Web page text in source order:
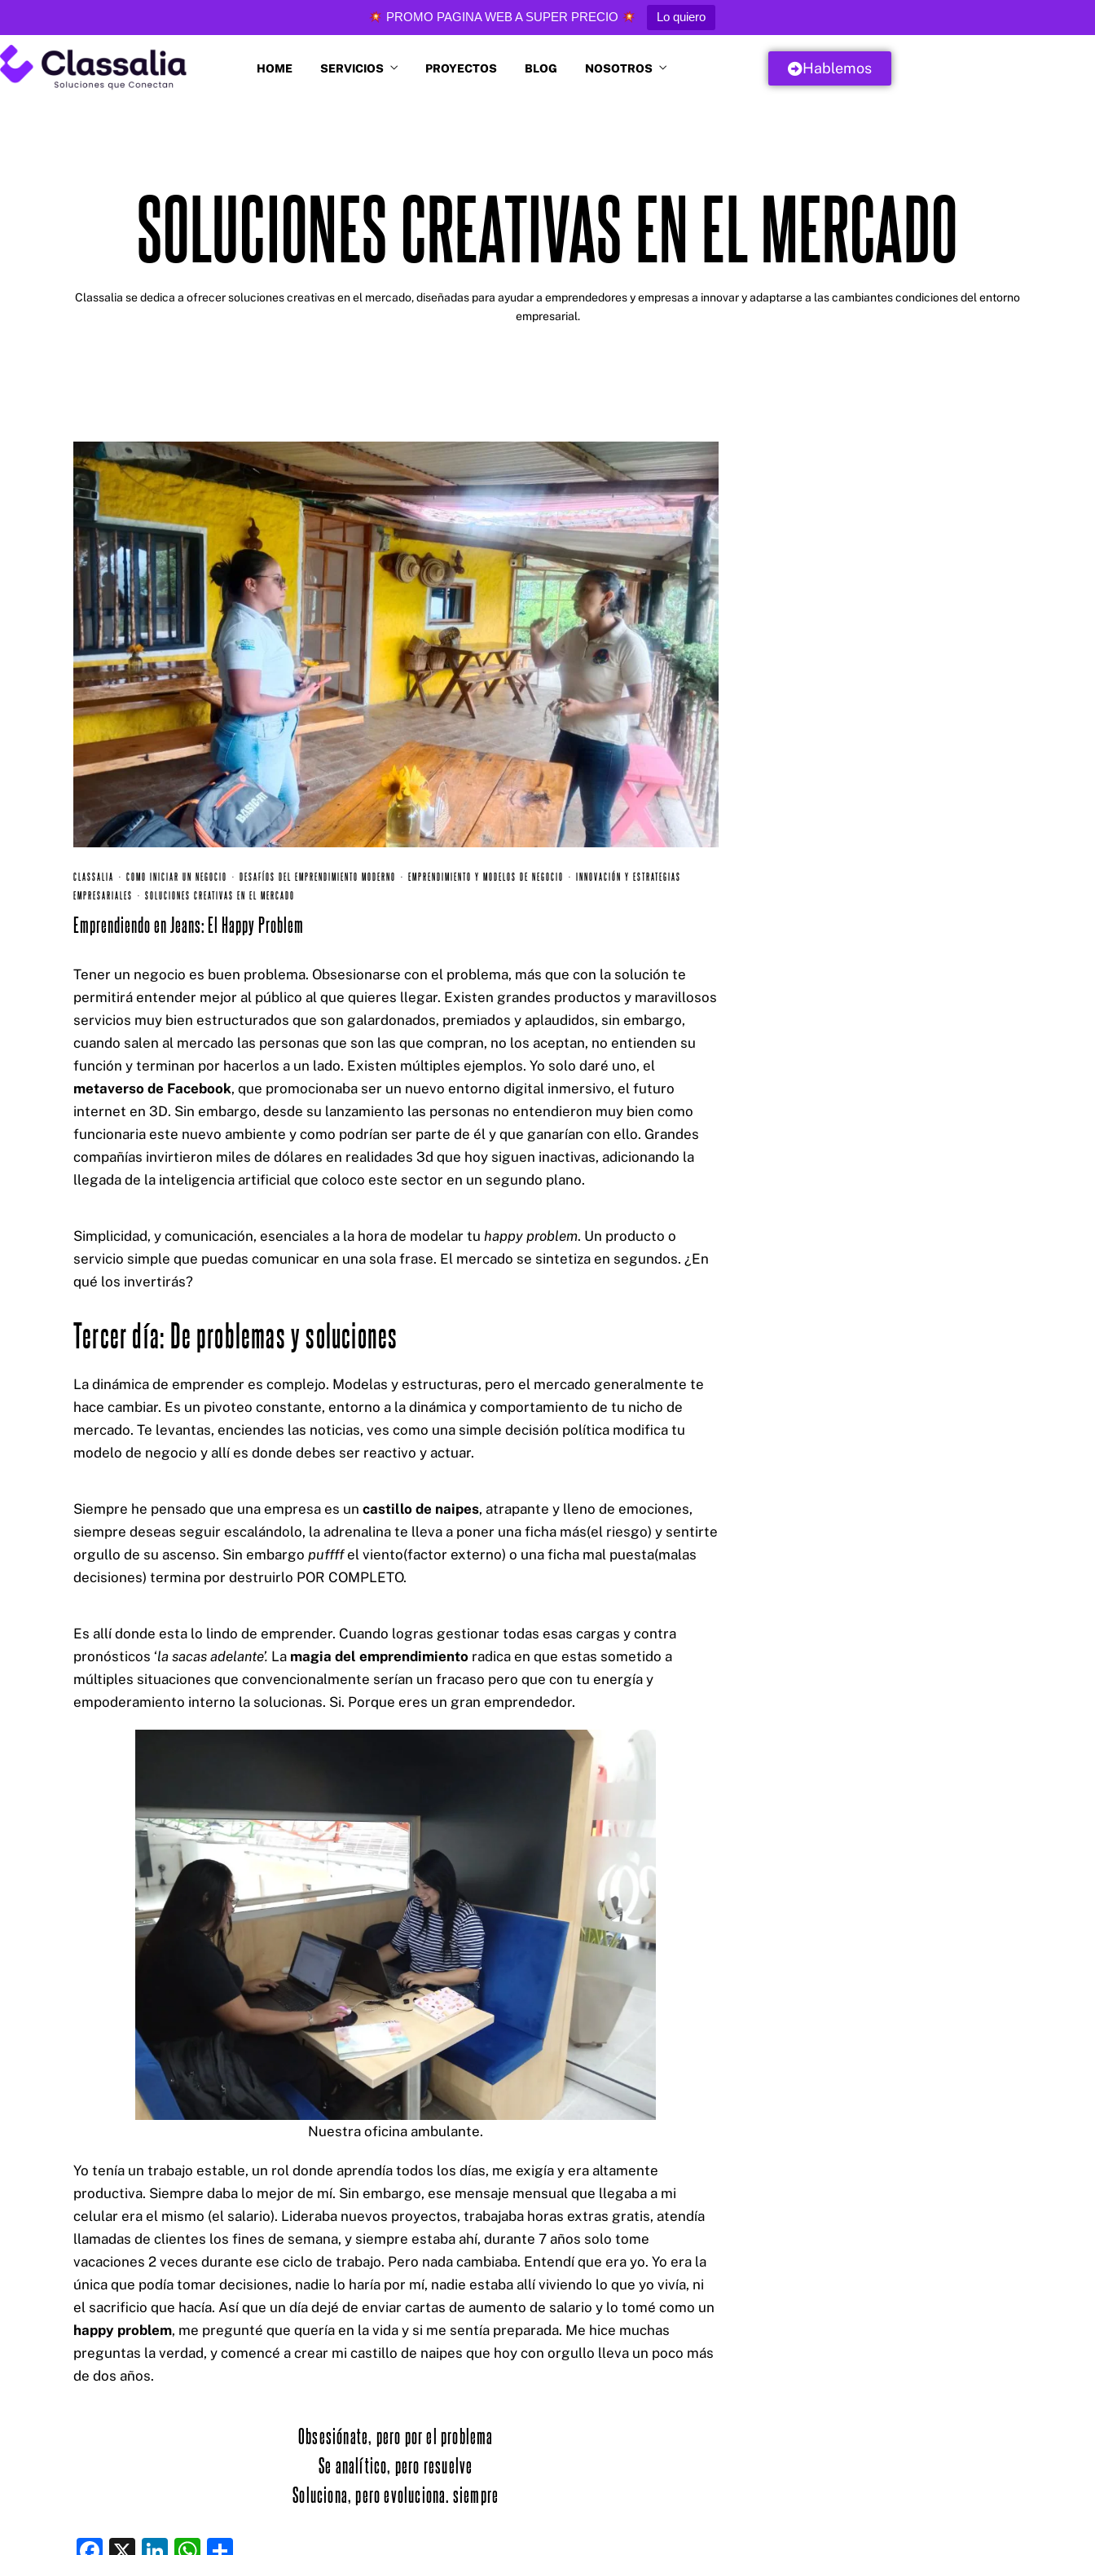
PROMO PAGINA WEB A SUPER PRECIO Lo quiero
HOME SERVICIOS PROYECTOS BLOG NOSOTROS Hablemos
SOLUCIONES CREATIVAS EN EL MERCADO
Classalia se dedica a ofrecer soluciones creativas en el mercado, diseñadas para ayudar a emprendedores y empresas a innovar y adaptarse a las cambiantes condiciones del entorno
empresarial.
CLASSALIA · COMO INICIAR UN NEGOCIO · DESAFÍOS DEL EMPRENDIMIENTO MODERNO · EMPRENDIMIENTO Y MODELOS DE NEGOCIO · INNOVACIÓN Y ESTRATEGIAS
EMPRESARIALES · SOLUCIONES CREATIVAS EN EL MERCADO
Emprendiendo en Jeans: El Happy Problem
Tener un negocio es buen problema. Obsesionarse con el problema, más que con la solución te
permitirá entender mejor al público al que quieres llegar. Existen grandes productos y maravillosos
servicios muy bien estructurados que son galardonados, premiados y aplaudidos, sin embargo,
cuando salen al mercado las personas que son las que compran, no los aceptan, no entienden su
función y terminan por hacerlos a un lado. Existen múltiples ejemplos. Yo solo daré uno, el
metaverso de Facebook, que promocionaba ser un nuevo entorno digital inmersivo, el futuro
internet en 3D. Sin embargo, desde su lanzamiento las personas no entendieron muy bien como
funcionaria este nuevo ambiente y como podrían ser parte de él y que ganarían con ello. Grandes
compañías invirtieron miles de dólares en realidades 3d que hoy siguen inactivas, adicionando la
llegada de la inteligencia artificial que coloco este sector en un segundo plano.
Simplicidad, y comunicación, esenciales a la hora de modelar tu happy problem. Un producto o
servicio simple que puedas comunicar en una sola frase. El mercado se sintetiza en segundos. ¿En
qué los invertirás?
Tercer día: De problemas y soluciones
La dinámica de emprender es complejo. Modelas y estructuras, pero el mercado generalmente te
hace cambiar. Es un pivoteo constante, entorno a la dinámica y comportamiento de tu nicho de
mercado. Te levantas, enciendes las noticias, ves como una simple decisión política modifica tu
modelo de negocio y allí es donde debes ser reactivo y actuar.
Siempre he pensado que una empresa es un castillo de naipes, atrapante y lleno de emociones,
siempre deseas seguir escalándolo, la adrenalina te lleva a poner una ficha más(el riesgo) y sentirte
orgullo de su ascenso. Sin embargo puffffel viento(factor externo) o una ficha mal puesta(malas
decisiones) termina por destruirlo POR COMPLETO.
Es allí donde esta lo lindo de emprender. Cuando logras gestionar todas esas cargas y contra
pronósticos ‘la sacas adelante’. La magia del emprendimiento radica en que estas sometido a
múltiples situaciones que convencionalmente serían un fracaso pero que con tu energía y
empoderamiento interno la solucionas. Si. Porque eres un gran emprendedor.
Nuestra oficina ambulante.
Yo tenía un trabajo estable, un rol donde aprendía todos los días, me exigía y era altamente
productiva. Siempre daba lo mejor de mí. Sin embargo, ese mensaje mensual que llegaba a mi
celular era el mismo (el salario). Lideraba nuevos proyectos, trabajaba horas extras gratis, atendía
llamadas de clientes los fines de semana, y siempre estaba ahí, durante 7 años solo tome
vacaciones 2 veces durante ese ciclo de trabajo. Pero nada cambiaba. Entendí que era yo. Yo era la
única que podía tomar decisiones, nadie lo haría por mí, nadie estaba allí viviendo lo que yo vivía, ni
el sacrificio que hacía. Así que un día dejé de enviar cartas de aumento de salario y lo tomé como un
happy problem, me pregunté que quería en la vida y si me sentía preparada. Me hice muchas
preguntas la verdad, y comencé a crear mi castillo de naipes que hoy con orgullo lleva un poco más
de dos años.
Obsesiónate, pero por el problema
Se analítico, pero resuelve
Soluciona, pero evoluciona. siempre
Proyectos
Blog
Nosotros
Cel: +57 3184183054
Email: hi@classalia.com
NIT 901563545
Cra 18 No 8 – 30
Neiva – Huila – Colombia
CERTIFICACIONES: